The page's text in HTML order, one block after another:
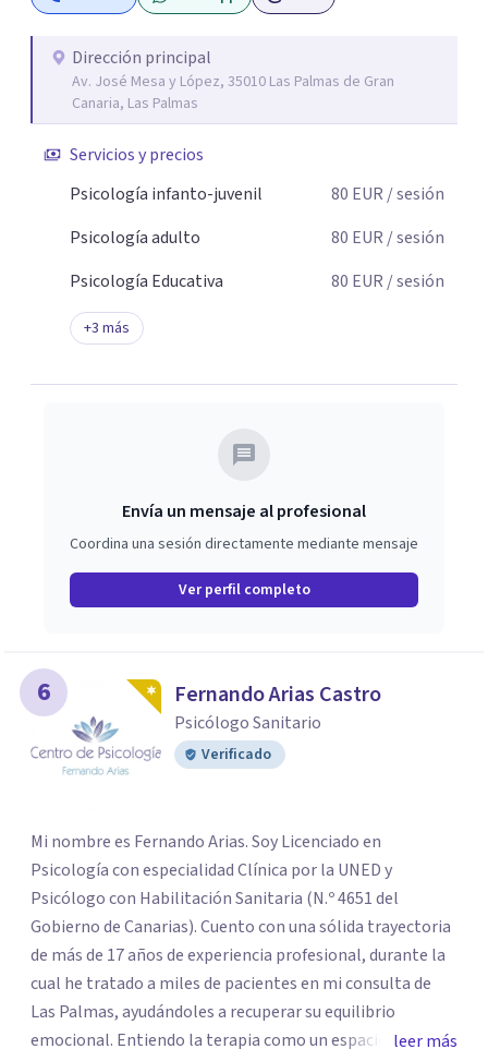
Dirección principal
Av. José Mesa y López, 35010 Las Palmas de Gran
Canaria, Las Palmas
Servicios y precios
Psicología infanto-juvenil
80 EUR / sesión
Psicología adulto
80 EUR / sesión
Psicología Educativa
80 EUR / sesión
+3 más
Envía un mensaje al profesional
Coordina una sesión directamente mediante mensaje
Ver perfil completo
6 Fernando Arias Castro
Psicólogo Sanitario
Verificado
Mi nombre es Fernando Arias. Soy Licenciado en
Psicología con especialidad Clínica por la UNED y
Psicólogo con Habilitación Sanitaria (N.º 4651 del
Gobierno de Canarias). Cuento con una sólida trayectoria
de más de 17 años de experiencia profesional, durante la
cual he tratado a miles de pacientes en mi consulta de
Las Palmas, ayudándoles a recuperar su equilibrio
emocional. Entiendo la terapia como un espacio de
leer más